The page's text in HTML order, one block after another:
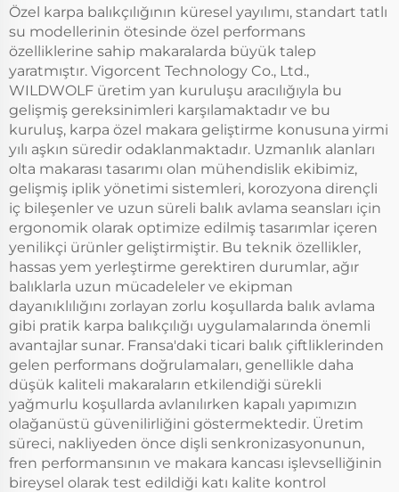
Özel karpa balıkçılığının küresel yayılımı, standart tatlı
su modellerinin ötesinde özel performans
özelliklerine sahip makaralarda büyük talep
yaratmıştır. Vigorcent Technology Co., Ltd.,
WILDWOLF üretim yan kuruluşu aracılığıyla bu
gelişmiş gereksinimleri karşılamaktadır ve bu
kuruluş, karpa özel makara geliştirme konusuna yirmi
yılı aşkın süredir odaklanmaktadır. Uzmanlık alanları
olta makarası tasarımı olan mühendislik ekibimiz,
gelişmiş iplik yönetimi sistemleri, korozyona dirençli
iç bileşenler ve uzun süreli balık avlama seansları için
ergonomik olarak optimize edilmiş tasarımlar içeren
yenilikçi ürünler geliştirmiştir. Bu teknik özellikler,
hassas yem yerleştirme gerektiren durumlar, ağır
balıklarla uzun mücadeleler ve ekipman
dayanıklılığını zorlayan zorlu koşullarda balık avlama
gibi pratik karpa balıkçılığı uygulamalarında önemli
avantajlar sunar. Fransa'daki ticari balık çiftliklerinden
gelen performans doğrulamaları, genellikle daha
düşük kaliteli makaraların etkilendiği sürekli
yağmurlu koşullarda avlanılırken kapalı yapımızın
olağanüstü güvenilirliğini göstermektedir. Üretim
süreci, nakliyeden önce dişli senkronizasyonunun,
fren performansının ve makara kancası işlevselliğinin
bireysel olarak test edildiği katı kalite kontrol